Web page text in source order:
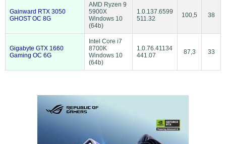
Gainward RTX 3050
GHOST OC 8G
AMD Ryzen 9
5900X
Windows 10
(64b)
1.0.137.6599
511.32
100,5 38
Gigabyte GTX 1660
Gaming OC 6G
Intel Core i7
8700K
Windows 10
(64b)
1.0.76.41134
441.07
87,3 33